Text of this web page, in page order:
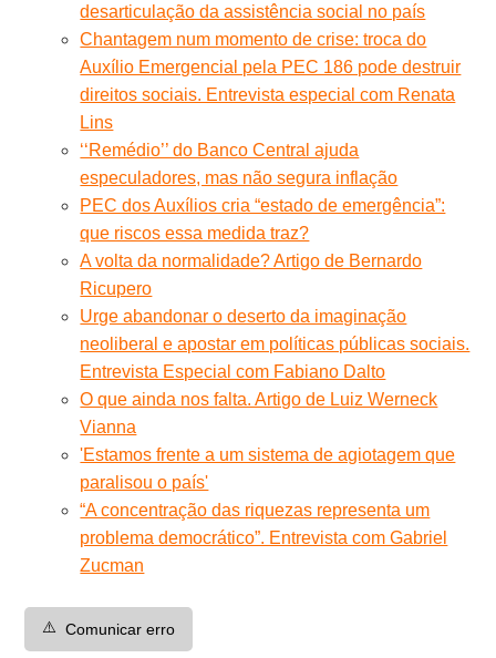
desarticulação da assistência social no país
Chantagem num momento de crise: troca do
Auxílio Emergencial pela PEC 186 pode destruir
direitos sociais. Entrevista especial com Renata
Lins
‘‘Remédio’’ do Banco Central ajuda
especuladores, mas não segura inflação
PEC dos Auxílios cria “estado de emergência”:
que riscos essa medida traz?
A volta da normalidade? Artigo de Bernardo
Ricupero
Urge abandonar o deserto da imaginação
neoliberal e apostar em políticas públicas sociais.
Entrevista Especial com Fabiano Dalto
O que ainda nos falta. Artigo de Luiz Werneck
Vianna
'Estamos frente a um sistema de agiotagem que
paralisou o país'
“A concentração das riquezas representa um
problema democrático”. Entrevista com Gabriel
Zucman
⚠️ Comunicar erro